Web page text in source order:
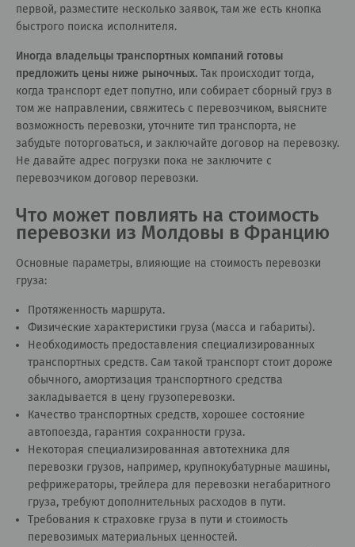
первой, разместите несколько заявок, там же есть кнопка
быстрого поиска исполнителя.
Иногда владельцы транспортных компаний готовы
предложить цены ниже рыночных. Так происходит тогда,
когда транспорт едет попутно, или собирает сборный груз в
том же направлении, свяжитесь с перевозчиком, выясните
возможность перевозки, уточните тип транспорта, не
забудьте поторговаться, и заключайте договор на перевозку.
Не давайте адрес погрузки пока не заключите с
перевозчиком договор перевозки.
Что может повлиять на стоимость
перевозки из Молдовы в Францию
Основные параметры, влияющие на стоимость перевозки
груза:
Протяженность маршрута.
Физические характеристики груза (масса и габариты).
Необходимость предоставления специализированных
транспортных средств. Сам такой транспорт стоит дороже
обычного, амортизация транспортного средства
закладывается в цену грузоперевозки.
Качество транспортных средств, хорошее состояние
автопоезда, гарантия сохранности груза.
Некоторая специализированная автотехника для
перевозки грузов, например, крупнокубатурные машины,
рефрижераторы, трейлера для перевозки негабаритного
груза, требуют дополнительных расходов в пути.
Требования к страховке груза в пути и стоимость
перевозимых материальных ценностей.